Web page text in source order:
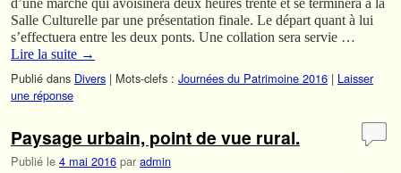
Salle Culturelle par une présentation finale. Le départ quant à lui
s’effectuera entre les deux ponts. Une collation sera servie …
Lire la suite →
Publié dans Divers | Mots-clefs : Journées du Patrimoine 2016 | Laisser
une réponse
Paysage urbain, point de vue rural.
Publié le 4 mai 2016 par admin